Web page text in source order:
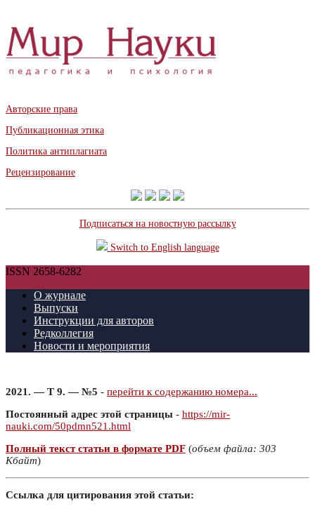
Авторские права
Публикационная этика
Политика антиплагиата
Рецензирование
Подписаться на новостную рассылку
Switch to English language
ISSN 2658-6282
О журнале
Выпуски
Инструкции для авторов
Редколлегия
Новости и мероприятия
2021. — Т 9. — №5 - перейти к содержанию номера...
Постоянный адрес этой страницы - https://mir-
nauki.com/50pdmn521.html
Полный текст статьи в формате PDF (объем файла: 303
Кбайт)
Ссылка для цитирования этой статьи: